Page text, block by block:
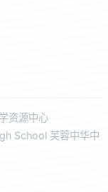
资源中心
School 芙蓉中华中